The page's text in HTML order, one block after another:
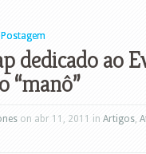
dedicado ao
“manô”
on abr 11, 2011 in Artigos,